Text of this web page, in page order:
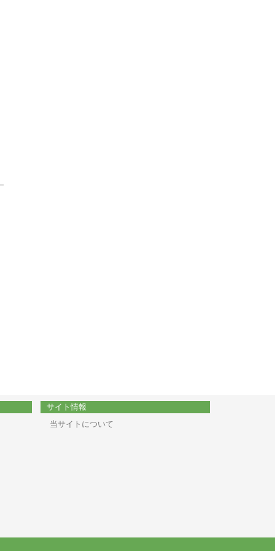
サイト情報
当サイトについて